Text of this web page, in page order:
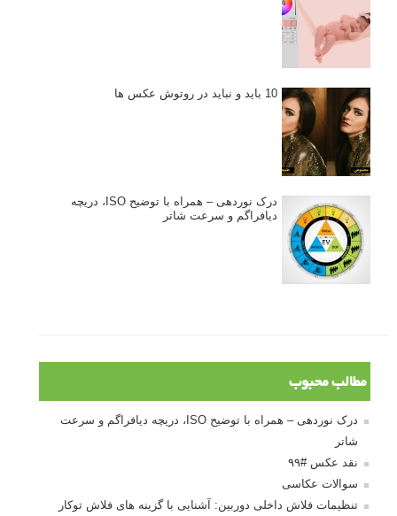
10 باید و نباید در روتوش عکس ها
درک نوردهی – همراه با توضیح ISO، دریچه
دیافراگم و سرعت شاتر
مطالب محبوب
درک نوردهی – همراه با توضیح ISO، دریچه دیافراگم و سرعت
شاتر
نقد عکس #۹۹
سوالات عکاسی
تنظیمات فلاش داخلی دوربین: آشنایی با گزینه های فلاش توکار